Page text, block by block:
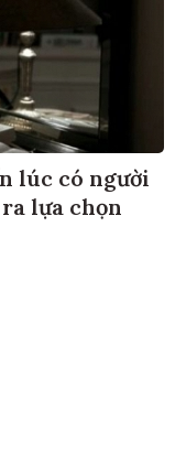
lúc có người
lựa chọn